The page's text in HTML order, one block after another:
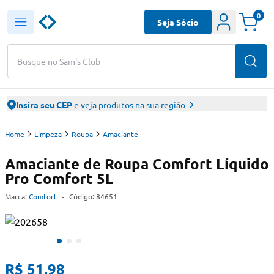
Busque no Sam's Club
Seja Sócio
0
Insira seu CEPe veja produtos na sua região
Home Limpeza Roupa Amaciante
Amaciante de Roupa Comfort Líquido
Pro Comfort 5L
Marca: Comfort - Código: 84651
R$ 51,98